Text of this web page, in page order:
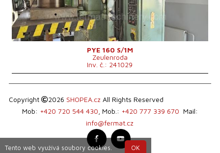
Hmotnost stroje
7000 kg
Přibližovací rychlost
200 mm/s
Zdvih beranu
500 mm
Řídící systém
PYE 160 S/1M
Zeulenroda
Inv. č.: 241029
Copyright 2026 SHOPEA.cz All Rights Reserved
Mob: +420 720 544 430 , Mob.: +420 777 339 670 Mail:
info@fermat.cz
Tento web využívá soubory cookies. OK